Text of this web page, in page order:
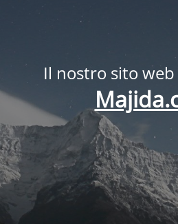
Il nostro sito